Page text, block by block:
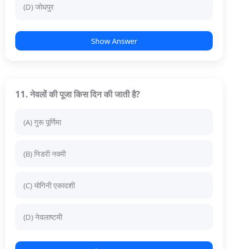
(D) जोधपुर
Show Answer
11. नेवलों की पूजा किस दिन की जाती है?
(A) गुरू पूर्णिमा
(B) निडरी नवमी
(C) योगिनी एकादशी
(D) नेवलाष्टमी